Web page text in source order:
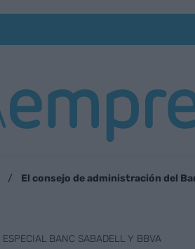
El consejo de administración del
ESPECIAL BANC SABADELL Y BBVA